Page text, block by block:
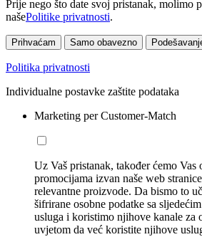
Prije nego što date svoj pristanak, molimo
našePolitike privatnosti.
Prihvaćam Samo obavezno
Politika privatnosti
Individualne postavke zaštite podataka
Marketing per Customer-Match
Uz Vaš pristanak, također ćemo Vas
promocijama izvan naše web
relevantne proizvode. Da bismo to
šifrirane osobne podatke sa
usluga i koristimo njihove kanale za
uvjetom da već koristite njihove